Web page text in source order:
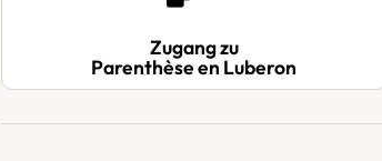
Zugang zu
Parenthèse en Luberon